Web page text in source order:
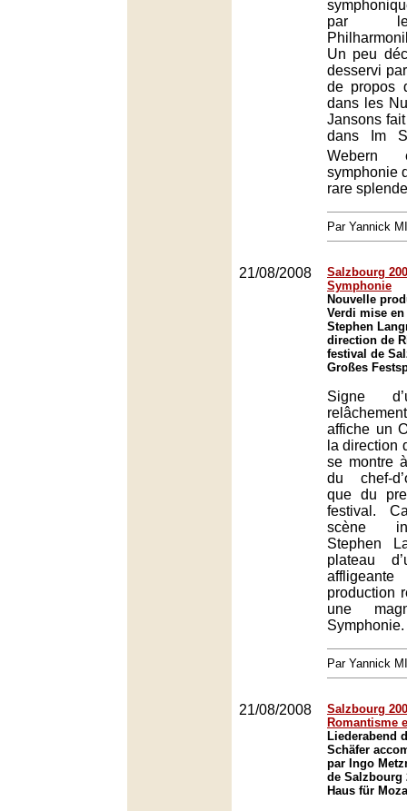
par
Un peu
desservi
de propos
dans les
Jansons
dans Im
symphonie
rare
Par Yannick
21/08/2008
Salzbourg
Symphonie
Nouvelle
Verdi mise
Stephen
direction de
festival de
Großes
Signe
affiche un
la direction
se montre
du chef-
que du
festival.
scène
Stephen
plateau
production
une
Symphonie.
Par Yannick
21/08/2008
Salzbourg
Romantisme
Liederabend
Schäfer
par Ingo
de Salzbourg
Haus für